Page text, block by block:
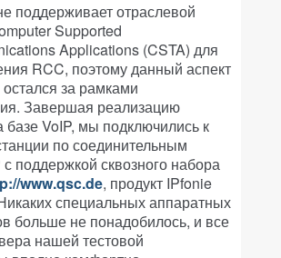
поддерживает отраслевой
Supported
Applications (CSTA) для
RCC, поэтому данный аспект
за рамками
Завершая реализацию
VoIP, мы подключились к
по соединительным
поддержкой сквозного набора
www.qsc.de, продукт IPfonie
специальных аппаратных
больше не понадобилось, и все
нашей тестовой